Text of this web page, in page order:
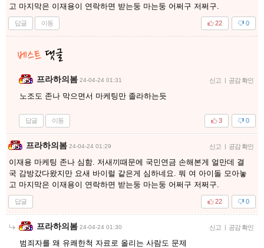
고 마지막은 이재용이 연락하면 받는둥 마는둥 어쩌구 저쩌구.
답글 이동 0
22
프라하의봄 24-04-24 01:31 신고 | 공감 확인
노조도 존나 막으면서 마케팅만 졸라하는듯
답글 이동 0
3
프라하의봄 24-04-24 01:29 신고 | 공감 확인
이재용 마케팅 존나 심함. 저새끼때문에 국민연금 손해본게 얼만데 결
국 감방갔다왔지만 요새 바이럴 같은게 심하네요. 뭐 여 아이돌 모아놓
고 마지막은 이재용이 연락하면 받는둥 마는둥 어쩌구 저쩌구.
답글 0
22
프라하의봄 24-04-24 01:30 신고 | 공감 확인
범죄자를 왜 유쾌한척 자료로 올리는 사람도 문제